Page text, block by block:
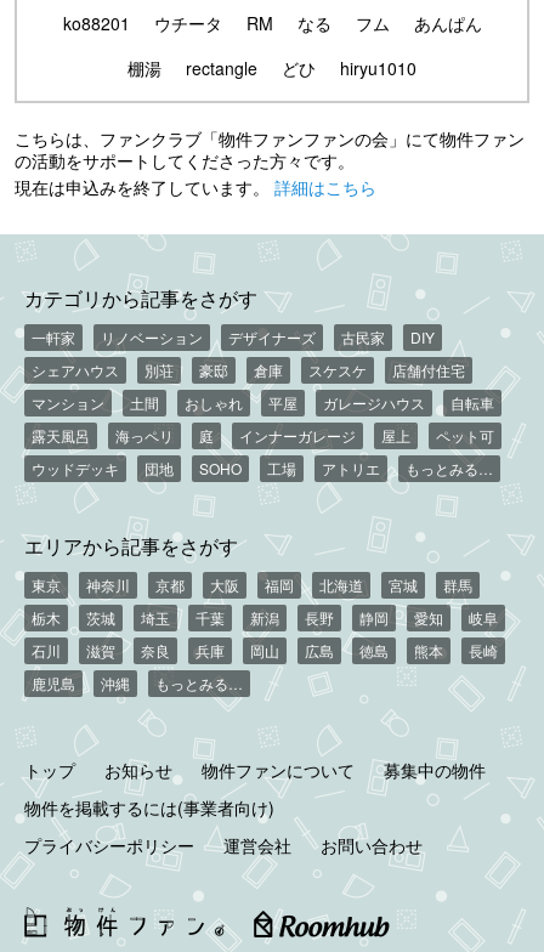
ko88201
ウチータ RM なる フム
あんぱん
棚湯
rectangle どひ hiryu1010
こちらは、ファンクラブ「物件ファンファンの会」にて物件ファン
の活動をサポートしてくださった方々です。
現在は申込みを終了しています。 詳細はこちら
カテゴリから記事をさがす
一軒家 リノベーション デザイナーズ 古民家
DIY
シェアハウス
別荘 豪邸 倉庫 スケスケ
店舗付住宅
マンション
土間 おしゃれ 平屋 ガレージハウス
自転車
露天風呂
海っペリ 庭 インナーガレージ 屋上
ペット可
ウッドデッキ
団地 SOHO 工場 アトリエ もっとみる…
エリアから記事をさがす
東京 神奈川 京都 大阪 福岡 北海道 宮城
群馬
栃木
茨城 埼玉 千葉 新潟 長野 静岡 愛知
岐阜
石川
滋賀 奈良 兵庫 岡山 広島 徳島 熊本
長崎
鹿児島
沖縄 もっとみる…
トップ お知らせ 物件ファンについて
募集中の物件
物件を掲載するには(事業者向け)
プライバシーポリシー
運営会社 お問い合わせ